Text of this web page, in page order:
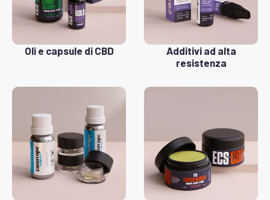
Oli e capsule di CBD
Additivi ad alta
resistenza